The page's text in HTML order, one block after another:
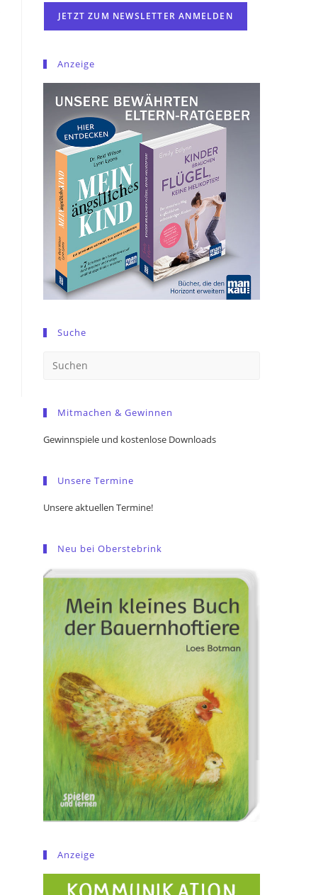
Anzeige
Suche
Mitmachen & Gewinnen
Gewinnspiele und kostenlose Downloads
Unsere Termine
Unsere aktuellen Termine!
Neu bei Oberstebrink
Anzeige